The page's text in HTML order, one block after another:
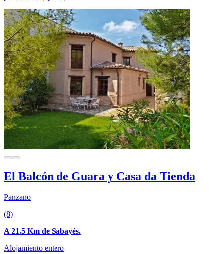
El Balcón de Guara y Casa da Tienda
Panzano
(8)
A 21.5 Km de Sabayés.
Alojamiento entero